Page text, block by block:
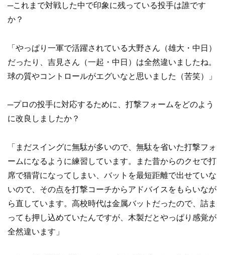
─これまで対戦した中で印象に残っている投手は誰です
か？
「やっぱり一軍で活躍されている大野さん（雄大・中日）
だったり、吉見さん（一起・中日）は全然違いましたね。
球の質やコントロールがエグいなと思いました（苦笑）」
─プロの投手に対応するために、打撃フォームをどのよう
に改良しましたか？
「まだスイングに無駄が多いので、無駄を省いた打撃フォ
ームになるように練習しています。また昔からのクセで打
席で猫背になってしまい、バットを最短距離で出せていな
いので、その点を打撃コーチからアドバイスをもらいなが
ら直しています。高校時代は金属バットだったので、詰ま
っても押し込めていたんですが、木製だとやっぱり感覚が
全然違います」